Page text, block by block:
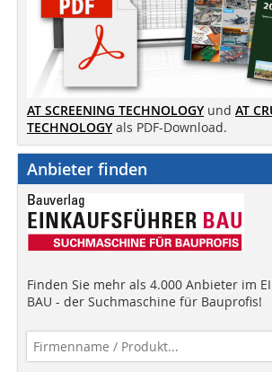
AT SCREENING TECHNOLOGY und AT
TECHNOLOGY als PDF-Download.
Anbieter finden
Finden Sie mehr als 4.000 Anbieter im
BAU - der Suchmaschine für Bauprofis!